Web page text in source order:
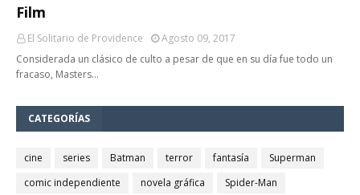
Film
El Solitario de Providence
Agosto 09, 2017
Considerada un clásico de culto a pesar de que en su día fue todo un
fracaso, Masters…
CATEGORÍAS
cine series Batman terror fantasía
Superman
comic independiente
novela gráfica
Spider-Man